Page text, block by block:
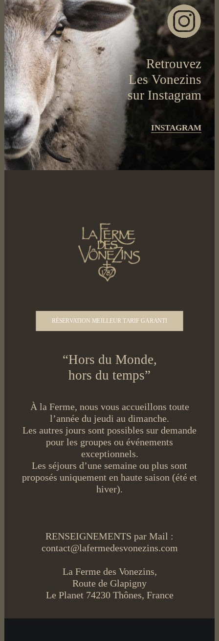
Retrouvez
Les Vonezins
sur Instagram
INSTAGRAM
RÉSERVATION MEILLEUR TARIF GARANTI
“Hors du Monde,
hors du temps”
À la Ferme, nous vous accueillons toute
l’année du jeudi au dimanche.
Les autres jours sont possibles sur demande
pour les groupes ou événements
exceptionnels.
Les séjours d’une semaine ou plus sont
proposés uniquement en haute saison (été et
hiver).
RENSEIGNEMENTS par Mail :
contact@lafermedesvonezins.com
La Ferme des Vonezins,
Route de Glapigny
Le Planet 74230 Thônes, France